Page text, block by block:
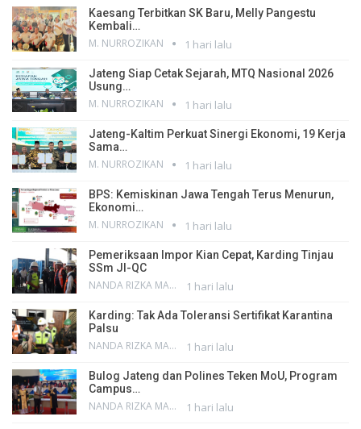
Kaesang Terbitkan SK Baru, Melly Pangestu
Kembali…
M. NURROZIKAN 1 hari lalu
Jateng Siap Cetak Sejarah, MTQ Nasional 2026
Usung…
M. NURROZIKAN 1 hari lalu
Jateng-Kaltim Perkuat Sinergi Ekonomi, 19 Kerja
Sama…
M. NURROZIKAN 1 hari lalu
BPS: Kemiskinan Jawa Tengah Terus Menurun,
Ekonomi…
M. NURROZIKAN 1 hari lalu
Pemeriksaan Impor Kian Cepat, Karding Tinjau
SSm JI-QC
NANDA RIZKA MAHENDRA 1 hari lalu
Karding: Tak Ada Toleransi Sertifikat Karantina
Palsu
NANDA RIZKA MAHENDRA 1 hari lalu
Bulog Jateng dan Polines Teken MoU, Program
Campus…
NANDA RIZKA MAHENDRA 1 hari lalu